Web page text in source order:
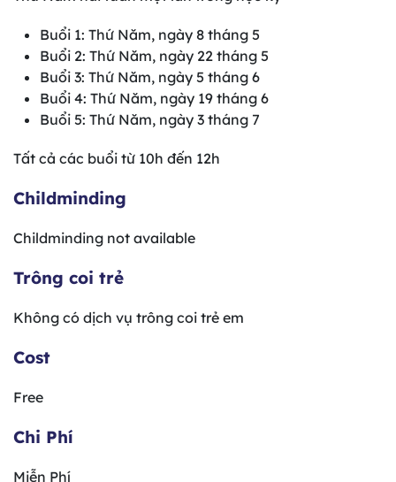
Buổi 1: Thứ Năm, ngày 8 tháng 5
Buổi 2: Thứ Năm, ngày 22 tháng 5
Buổi 3: Thứ Năm, ngày 5 tháng 6
Buổi 4: Thứ Năm, ngày 19 tháng 6
Buổi 5: Thứ Năm, ngày 3 tháng 7
Tất cả các buổi từ 10h đến 12h
Childminding
Childminding not available
Trông coi trẻ
Không có dịch vụ trông coi trẻ em
Cost
Free
Chi Phí
Miễn Phí